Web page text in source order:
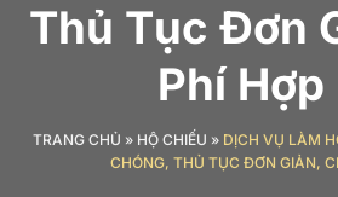
Thủ Tục Đơn
Phí Hợp
TRANG CHỦ » HỘ CHIẾU » DỊCH VỤ LÀM
CHÓNG, THỦ TỤC ĐƠN GIẢN,